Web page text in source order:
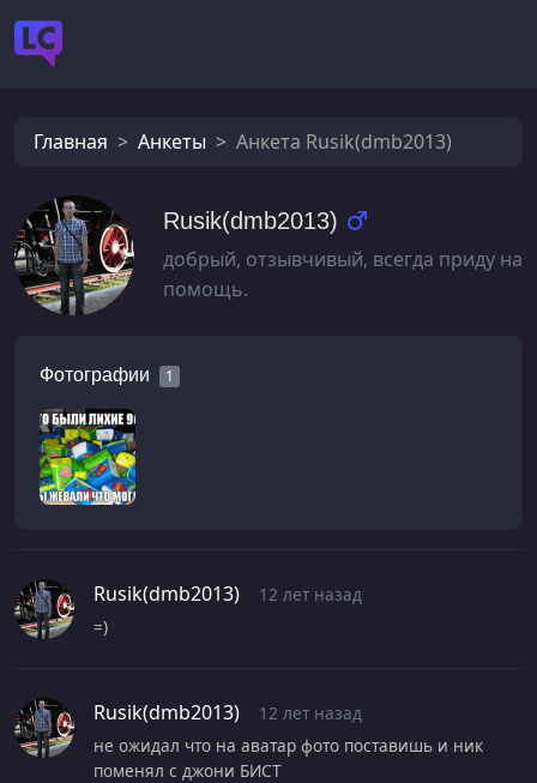
Главная Анкеты Анкета Rusik(dmb2013)
Rusik(dmb2013)
добрый, отзывчивый, всегда приду на
помощь.
Фотографии 1
Rusik(dmb2013)
12 лет назад
=)
Rusik(dmb2013)
12 лет назад
не ожидал что на аватар фото поставишь и ник
поменял с джони БИСТ